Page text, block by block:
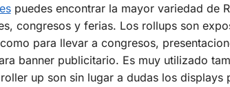
puedes encontrar la mayor variedad de
congresos y ferias. Los rollups son
para llevar a congresos,
banner publicitario. Es muy utilizado
up son sin lugar a dudas los